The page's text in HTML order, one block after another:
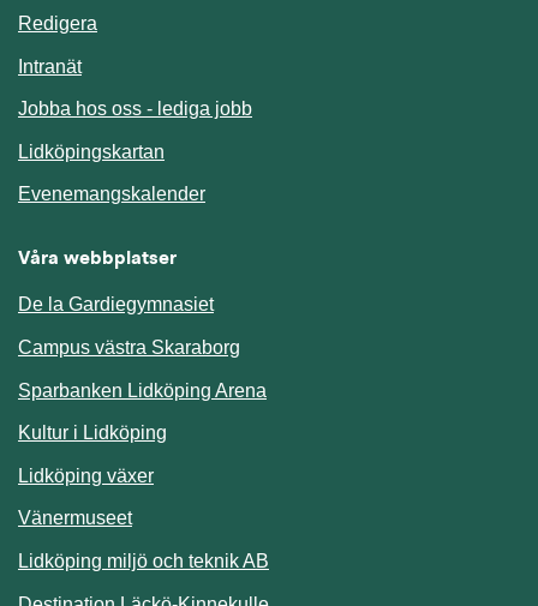
Redigera
IntranätLänk till annan webbplats.
Jobba hos oss - lediga jobb
Lidköpingskartan
EvenemangskalenderLänk till annan webbplats.
Våra webbplatser
De la Gardiegymnasiet
Campus västra Skaraborg
Sparbanken Lidköping Arena
Kultur i Lidköping
Lidköping växer
Vänermuseet
Lidköping miljö och teknik AB